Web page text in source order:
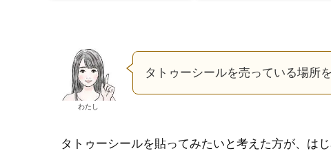
わたし
タトゥーシールを売っている場所
タトゥーシールを貼ってみたいと考えた方が、はじ